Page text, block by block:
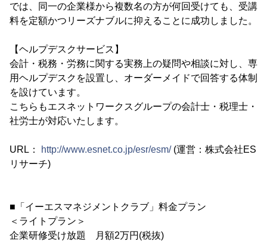
では、同一の企業様から複数名の方が何回受けても、受講
料を定額かつリーズナブルに抑えることに成功しました。
【ヘルプデスクサービス】
会計・税務・労務に関する実務上の疑問や相談に対し、専
用ヘルプデスクを設置し、オーダーメイドで回答する体制
を設けています。
こちらもエスネットワークスグループの会計士・税理士・
社労士が対応いたします。
URL： http://www.esnet.co.jp/esr/esm/(運営：株式会社ES
リサーチ)
■「イーエスマネジメントクラブ」料金プラン
＜ライトプラン＞
企業研修受け放題 月額2万円(税抜)